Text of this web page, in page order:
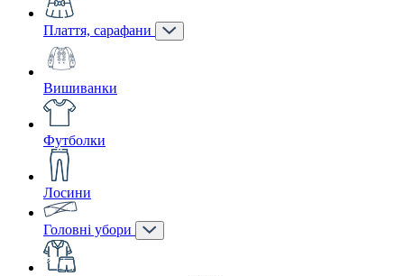
Плаття, сарафани
Вишиванки
Футболки
Лосини
Головні убори